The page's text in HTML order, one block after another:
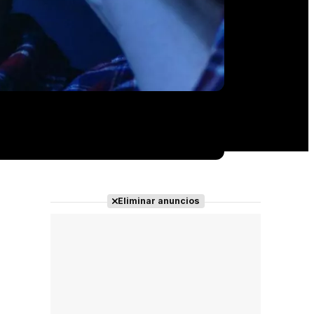
Eliminar anuncios